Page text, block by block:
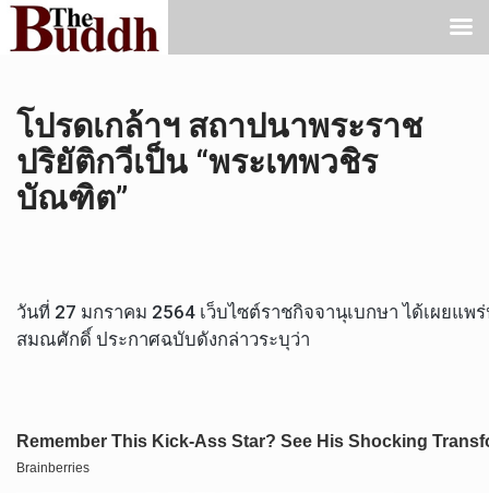
โปรดเกล้าฯ สถาปนาพระราช
ปริยัติกวีเป็น “พระเทพวชิร
บัณฑิต”
วันที่ 27 มกราคม 2564 เว็บไซต์ราชกิจจานุเบกษา ได้เผยแ
สมณศักดิ์ ประกาศฉบับดังกล่าวระบุว่า